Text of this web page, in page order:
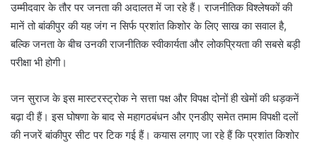
उम्मीदवार के तौर पर जनता की अदालत में जा रहे हैं। राजनीतिक विश्लेषकों की
मानें तो बांकीपुर की यह जंग न सिर्फ प्रशांत किशोर के लिए साख का सवाल है,
बल्कि जनता के बीच उनकी राजनीतिक स्वीकार्यता और लोकप्रियता की सबसे बड़ी
परीक्षा भी होगी।
जन सुराज के इस मास्टरस्ट्रोक ने सत्ता पक्ष और विपक्ष दोनों ही खेमों की धड़कनें
बढ़ा दी हैं। इस घोषणा के बाद से महागठबंधन और एनडीए समेत तमाम विपक्षी दलों
की नजरें बांकीपुर सीट पर टिक गई हैं। कयास लगाए जा रहे हैं कि प्रशांत किशोर